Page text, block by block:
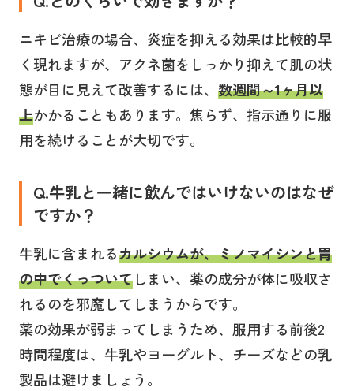
ニキビ治療の場合、炎症を抑える効果は比較的早
く現れますが、アクネ菌をしっかり抑えて肌の状
態が目に見えて改善するには、 数週間～1ヶ月以
上かかることもあります。焦らず、指示通りに服
用を続けることが大切です。
Q.牛乳と一緒に飲んではいけないのはなぜ
ですか？
牛乳に含まれるカルシウムが、ミノマイシンと胃
の中でくっついてしまい、薬の成分が体に吸収さ
れるのを邪魔してしまうからです。
薬の効果が弱まってしまうため、服用する前後2
時間程度は、牛乳やヨーグルト、チーズなどの乳
製品は避けましょう。